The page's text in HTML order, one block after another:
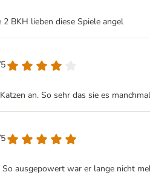
BKH lieben diese Spiele angel
an. So sehr das sie es
ausgepowert war er lange nicht